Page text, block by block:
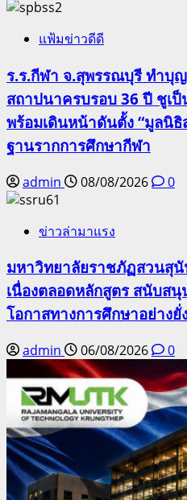
แฟ้มข่าวดีดี
ร.ร.กีฬา จ.สุพรรณบุรี ทำบุ
สถาปนาครบรอบ 36 ปี ชูเ
พร้อมเดินหน้าดันตั้ง “มูลนิธิ
ฐานรากการศึกษากีฬา
admin 08/08/2026 0
ข่าวล่ามาแรง
มหาวิทยาลัยราชภัฏสวนสุ
เนื่องตลอดหลักสูตร สนับสนุ
โอกาสทางการศึกษาอย่างยั่
admin 06/08/2026 0